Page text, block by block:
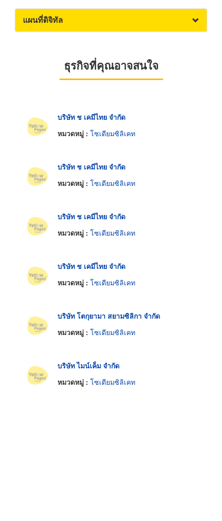
แผนที่ดิจิทัล
ธุรกิจที่คุณอาจสนใจ
บริษัท ช เคมีไทย จำกัด
หมวดหมู่ : โซเดียมซิลิเคท
บริษัท ช เคมีไทย จำกัด
หมวดหมู่ : โซเดียมซิลิเคท
บริษัท ช เคมีไทย จำกัด
หมวดหมู่ : โซเดียมซิลิเคท
บริษัท ช เคมีไทย จำกัด
หมวดหมู่ : โซเดียมซิลิเคท
บริษัท โตกุยามา สยามซิลิกา จำกัด
หมวดหมู่ : โซเดียมซิลิเคท
บริษัท ไมน์เค็ม จำกัด
หมวดหมู่ : โซเดียมซิลิเคท